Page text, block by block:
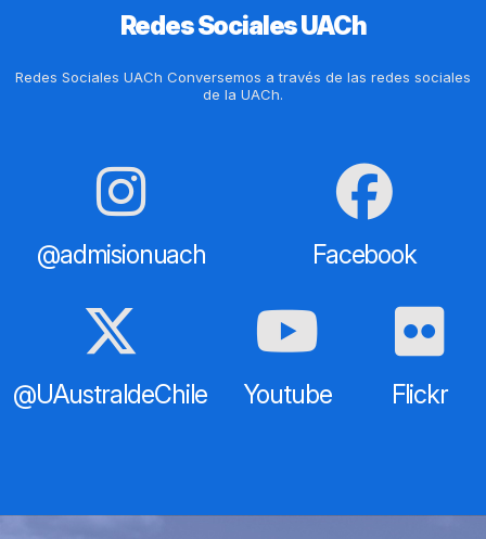
Redes Sociales UACh
Redes Sociales UACh Conversemos a través de las redes sociales
de la UACh.
@admisionuach Facebook
@UAustraldeChile Youtube Flickr